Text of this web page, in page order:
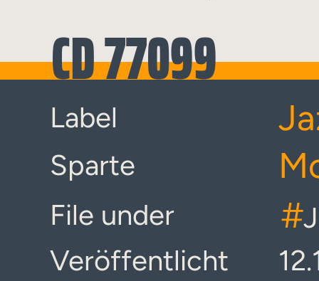
CD 77099
Label
Sparte
File under #
Veröffentlicht